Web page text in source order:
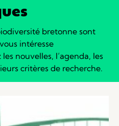
bretonne sont
intéresse
nouvelles, l’agenda, les
critères de recherche.